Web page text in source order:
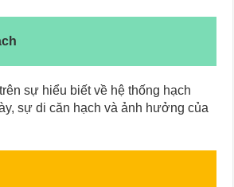
sự hiểu biết về hệ thống hạch
sự di căn hạch và ảnh hưởng của